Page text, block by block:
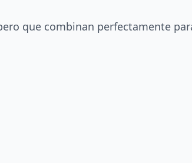
que combinan perfectamente